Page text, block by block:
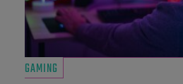
GAMING